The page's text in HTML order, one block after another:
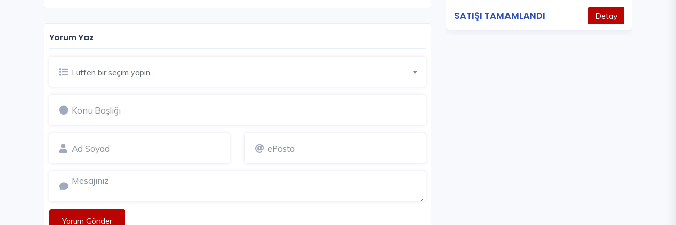
Yorum Yaz
Lütfen bir seçim yapın...
Yorum Gönder
SATIŞI TAMAMLANDI Detay